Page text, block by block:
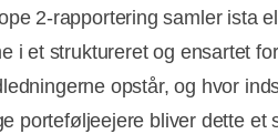
2‑rapportering samler ista
i et struktureret og ensartet
opstår, og hvor
porteføljeejere bliver dette